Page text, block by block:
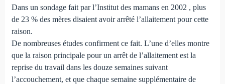
Dans un sondage fait par l’Institut des mamans en 2002 , plus
de 23 % des mères disaient avoir arrêté l’allaitement pour cette
raison.
De nombreuses études confirment ce fait. L’une d’elles montre
que la raison principale pour un arrêt de l’allaitement est la
reprise du travail dans les douze semaines suivant
l’accouchement, et que chaque semaine supplémentaire de